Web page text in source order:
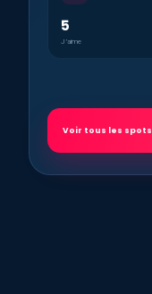
5
J’aime
Voir tous les spots